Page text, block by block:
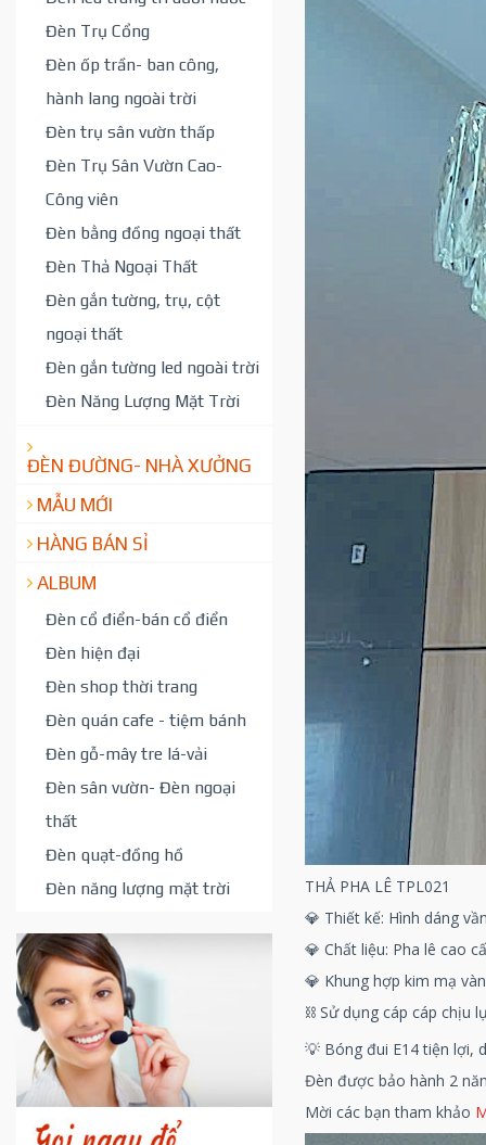
Đèn Trụ Cổng
Đèn ốp trần- ban công,
hành lang ngoài trời
Đèn trụ sân vườn thấp
Đèn Trụ Sân Vườn Cao-
Công viên
Đèn bằng đồng ngoại thất
Đèn Thả Ngoại Thất
Đèn gắn tường, trụ, cột
ngoại thất
Đèn gắn tường led ngoài trời
Đèn Năng Lượng Mặt Trời
ĐÈN ĐƯỜNG- NHÀ XƯỞNG
MẪU MỚI
HÀNG BÁN SỈ
ALBUM
Đèn cổ điển-bán cổ điển
Đèn hiện đại
Đèn shop thời trang
Đèn quán cafe - tiệm bánh
Đèn gỗ-mây tre lá-vải
Đèn sân vườn- Đèn ngoại
thất
Đèn quạt-đồng hồ
Đèn năng lượng mặt trời
THẢ PHA LÊ TPL021
💎 Thiết kế: Hình dáng
💎 Chất liệu: Pha lê cao
💎 Khung hợp kim mạ
⛓ Sử dụng cáp cáp chịu
💡 Bóng đui E14 tiện lợi,
Đèn được bảo hành 2
Mời các bạn tham khảo